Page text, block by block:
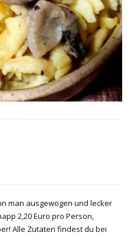
man ausgewogen und lecker
2,20 Euro pro Person,
Alle Zutaten findest du bei